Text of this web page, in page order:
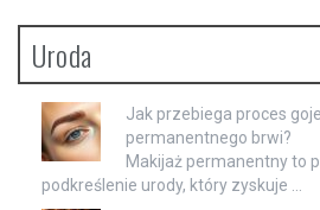
Uroda
Jak przebiega proces
permanentnego brwi?
Makijaż permanentny to
podkreślenie urody, który zyskuje …